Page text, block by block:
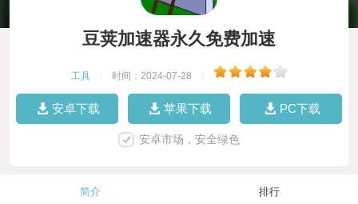
豆荚加速器永久免费加速
工具 时间：2024-07-28
安卓下载 苹果下载 PC下载
安卓市场，安全绿色
简介 排行